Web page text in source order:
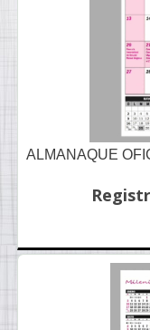
ALMANAQUE